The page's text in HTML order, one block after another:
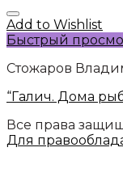
Add to Wishlist
Быстрый
Стожаров
“Галич. Дома
Все права
Для